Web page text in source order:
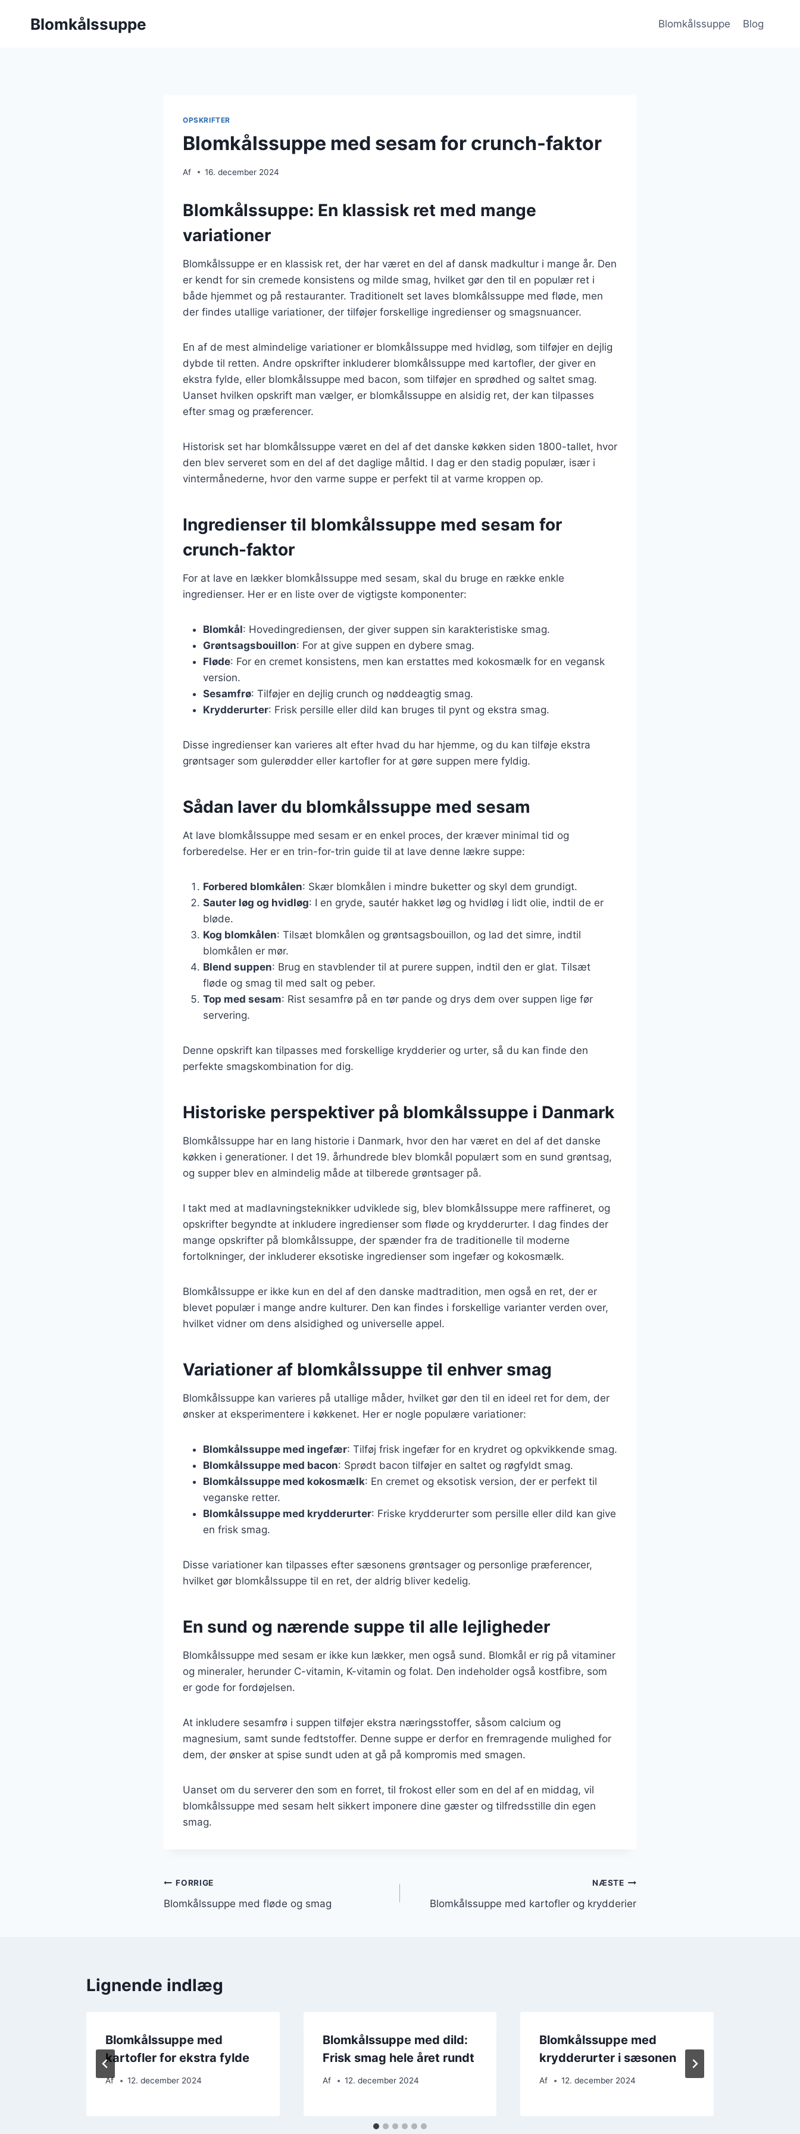
Blomkålssuppe Blomkålssuppe Blog
OPSKRIFTER
Blomkålssuppe med sesam for crunch-faktor
Af 16. december 2024
Blomkålssuppe: En klassisk ret med mange
variationer
Blomkålssuppe er en klassisk ret, der har været en del af dansk madkultur i mange år. Den
er kendt for sin cremede konsistens og milde smag, hvilket gør den til en populær ret i
både hjemmet og på restauranter. Traditionelt set laves blomkålssuppe med fløde, men
der findes utallige variationer, der tilføjer forskellige ingredienser og smagsnuancer.
En af de mest almindelige variationer er blomkålssuppe med hvidløg, som tilføjer en dejlig
dybde til retten. Andre opskrifter inkluderer blomkålssuppe med kartofler, der giver en
ekstra fylde, eller blomkålssuppe med bacon, som tilføjer en sprødhed og saltet smag.
Uanset hvilken opskrift man vælger, er blomkålssuppe en alsidig ret, der kan tilpasses
efter smag og præferencer.
Historisk set har blomkålssuppe været en del af det danske køkken siden 1800-tallet, hvor
den blev serveret som en del af det daglige måltid. I dag er den stadig populær, især i
vintermånederne, hvor den varme suppe er perfekt til at varme kroppen op.
Ingredienser til blomkålssuppe med sesam for
crunch-faktor
For at lave en lækker blomkålssuppe med sesam, skal du bruge en række enkle
ingredienser. Her er en liste over de vigtigste komponenter:
Blomkål: Hovedingrediensen, der giver suppen sin karakteristiske smag.
Grøntsagsbouillon: For at give suppen en dybere smag.
Fløde: For en cremet konsistens, men kan erstattes med kokosmælk for en vegansk
version.
Sesamfrø: Tilføjer en dejlig crunch og nøddeagtig smag.
Krydderurter: Frisk persille eller dild kan bruges til pynt og ekstra smag.
Disse ingredienser kan varieres alt efter hvad du har hjemme, og du kan tilføje ekstra
grøntsager som gulerødder eller kartofler for at gøre suppen mere fyldig.
Sådan laver du blomkålssuppe med sesam
At lave blomkålssuppe med sesam er en enkel proces, der kræver minimal tid og
forberedelse. Her er en trin-for-trin guide til at lave denne lækre suppe:
Forbered blomkålen: Skær blomkålen i mindre buketter og skyl dem grundigt.
Sauter løg og hvidløg: I en gryde, sautér hakket løg og hvidløg i lidt olie, indtil de er
bløde.
Kog blomkålen: Tilsæt blomkålen og grøntsagsbouillon, og lad det simre, indtil
blomkålen er mør.
Blend suppen: Brug en stavblender til at purere suppen, indtil den er glat. Tilsæt
fløde og smag til med salt og peber.
Top med sesam: Rist sesamfrø på en tør pande og drys dem over suppen lige før
servering.
Denne opskrift kan tilpasses med forskellige krydderier og urter, så du kan finde den
perfekte smagskombination for dig.
Historiske perspektiver på blomkålssuppe i Danmark
Blomkålssuppe har en lang historie i Danmark, hvor den har været en del af det danske
køkken i generationer. I det 19. århundrede blev blomkål populært som en sund grøntsag,
og supper blev en almindelig måde at tilberede grøntsager på.
I takt med at madlavningsteknikker udviklede sig, blev blomkålssuppe mere raffineret, og
opskrifter begyndte at inkludere ingredienser som fløde og krydderurter. I dag findes der
mange opskrifter på blomkålssuppe, der spænder fra de traditionelle til moderne
fortolkninger, der inkluderer eksotiske ingredienser som ingefær og kokosmælk.
Blomkålssuppe er ikke kun en del af den danske madtradition, men også en ret, der er
blevet populær i mange andre kulturer. Den kan findes i forskellige varianter verden over,
hvilket vidner om dens alsidighed og universelle appel.
Variationer af blomkålssuppe til enhver smag
Blomkålssuppe kan varieres på utallige måder, hvilket gør den til en ideel ret for dem, der
ønsker at eksperimentere i køkkenet. Her er nogle populære variationer:
Blomkålssuppe med ingefær: Tilføj frisk ingefær for en krydret og opkvikkende smag.
Blomkålssuppe med bacon: Sprødt bacon tilføjer en saltet og røgfyldt smag.
Blomkålssuppe med kokosmælk: En cremet og eksotisk version, der er perfekt til
veganske retter.
Blomkålssuppe med krydderurter: Friske krydderurter som persille eller dild kan give
en frisk smag.
Disse variationer kan tilpasses efter sæsonens grøntsager og personlige præferencer,
hvilket gør blomkålssuppe til en ret, der aldrig bliver kedelig.
En sund og nærende suppe til alle lejligheder
Blomkålssuppe med sesam er ikke kun lækker, men også sund. Blomkål er rig på vitaminer
og mineraler, herunder C-vitamin, K-vitamin og folat. Den indeholder også kostfibre, som
er gode for fordøjelsen.
At inkludere sesamfrø i suppen tilføjer ekstra næringsstoffer, såsom calcium og
magnesium, samt sunde fedtstoffer. Denne suppe er derfor en fremragende mulighed for
dem, der ønsker at spise sundt uden at gå på kompromis med smagen.
Uanset om du serverer den som en forret, til frokost eller som en del af en middag, vil
blomkålssuppe med sesam helt sikkert imponere dine gæster og tilfredsstille din egen
smag.
Indlægsnavigation
FORRIGE
Blomkålssuppe med fløde og smag
NÆSTE
Blomkålssuppe med kartofler og krydderier
Lignende indlæg
Blomkålssuppe med
kartofler for ekstra fylde
Af 12. december 2024
Blomkålssuppe med dild:
Frisk smag hele året rundt
Af 12. december 2024
Blomkålssuppe med
krydderurter i sæsonen
Af 12. december 2024